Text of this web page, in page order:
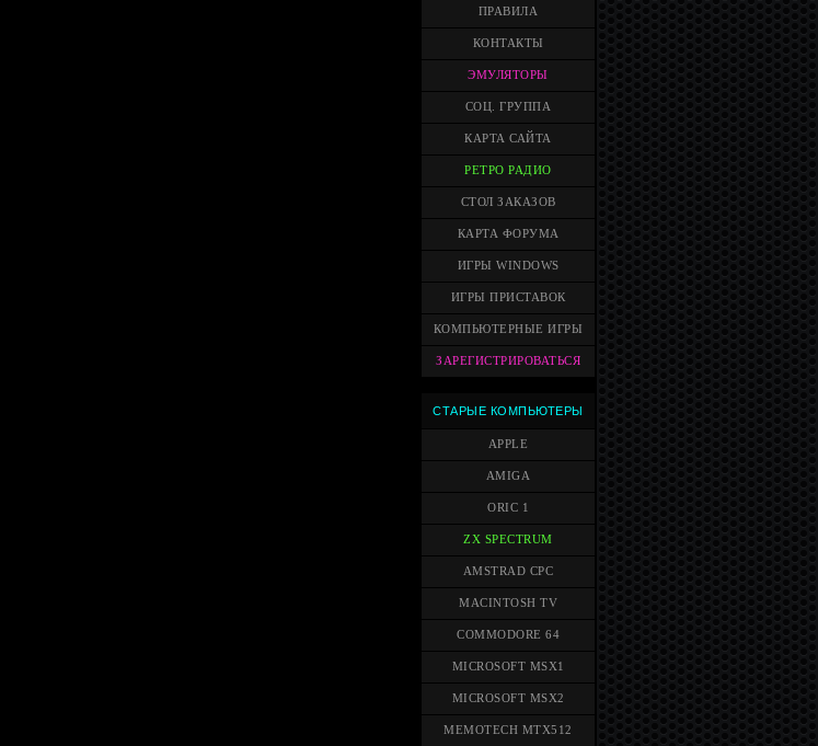
ПРАВИЛА
КОНТАКТЫ
ЭМУЛЯТОРЫ
СОЦ. ГРУППА
КАРТА САЙТА
РЕТРО РАДИО
СТОЛ ЗАКАЗОВ
КАРТА ФОРУМА
ИГРЫ WINDOWS
ИГРЫ ПРИСТАВОК
КОМПЬЮТЕРНЫЕ ИГРЫ
ЗАРЕГИСТРИРОВАТЬСЯ
СТАРЫЕ КОМПЬЮТЕРЫ
APPLE
AMIGA
ORIC 1
ZX SPECTRUM
AMSTRAD CPC
MACINTOSH TV
COMMODORE 64
MICROSOFT MSX1
MICROSOFT MSX2
MEMOTECH MTX512